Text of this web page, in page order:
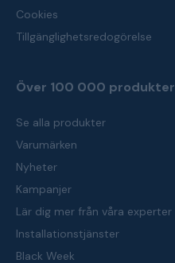
Cookies
Tillgänglighetsredogörelse
Över 100 000 produkter
Se alla produkter
Varumärken
Nyheter
Kampanjer
Lär dig mer från våra experter
Installationstjänster
Black Week